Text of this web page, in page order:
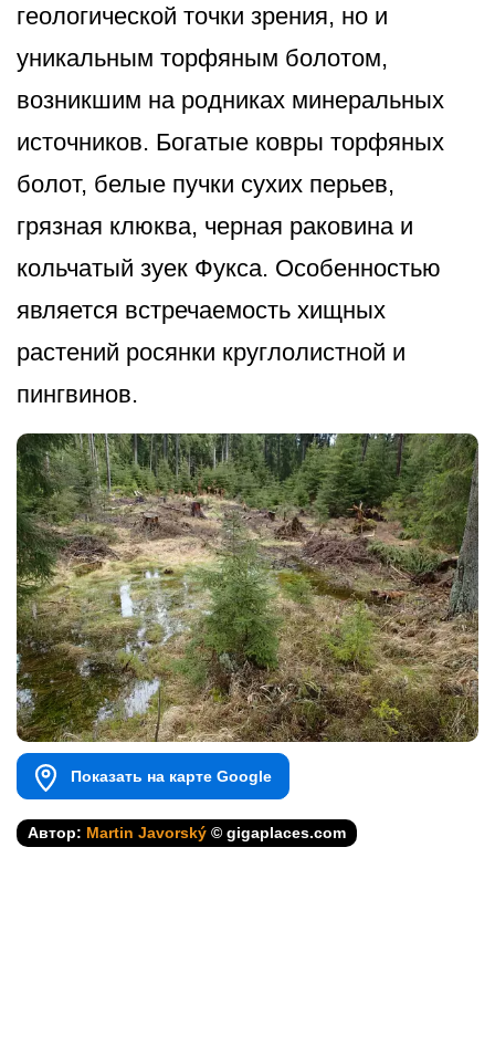
геологической точки зрения, но и
уникальным торфяным болотом,
возникшим на родниках минеральных
источников. Богатые ковры торфяных
болот, белые пучки сухих перьев,
грязная клюква, черная раковина и
кольчатый зуек Фукса. Особенностью
является встречаемость хищных
растений росянки круглолистной и
пингвинов.
Показать на карте Google
Автор: Martin Javorský © gigaplaces.com